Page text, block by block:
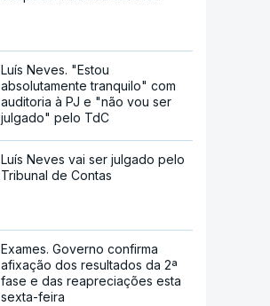
Luís Neves. "Estou
absolutamente tranquilo" com
auditoria à PJ e "não vou ser
julgado" pelo TdC
Luís Neves vai ser julgado pelo
Tribunal de Contas
Exames. Governo confirma
afixação dos resultados da 2ª
fase e das reapreciações esta
sexta-feira